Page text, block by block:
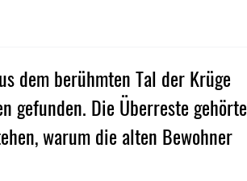
dem berühmten Tal der Krüge
gefunden. Die Überreste
warum die alten Bewohner